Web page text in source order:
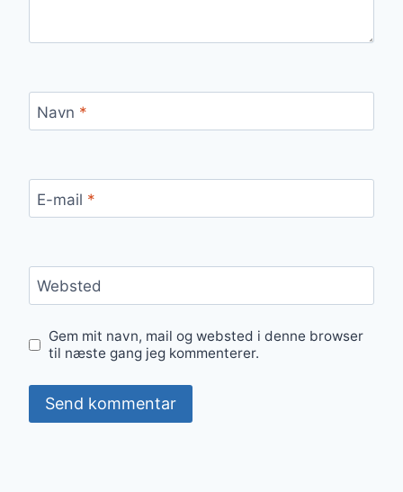
Navn *
E-mail *
Websted
Gem mit navn, mail og websted i denne browser
til næste gang jeg kommenterer.